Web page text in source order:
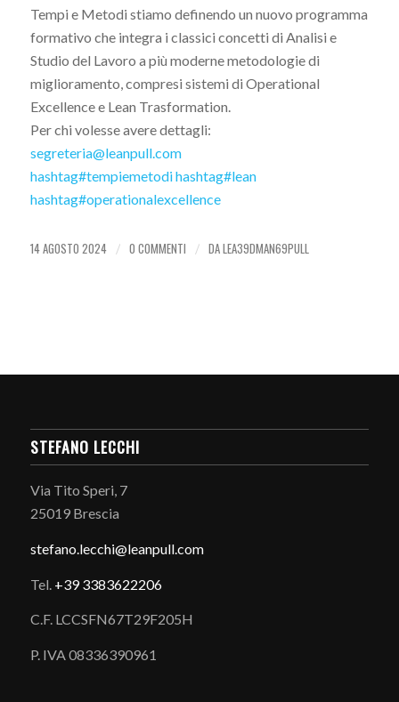
Tempi e Metodi stiamo definendo un nuovo programma
formativo che integra i classici concetti di Analisi e
Studio del Lavoro a più moderne metodologie di
miglioramento, compresi sistemi di Operational
Excellence e Lean Trasformation.
Per chi volesse avere dettagli:
segreteria@leanpull.com
hashtag#tempiemetodihashtag#lean
hashtag#operationalexcellence
14 AGOSTO 2024 / 0 COMMENTI / DALEA39DMAN69PULL
STEFANO LECCHI
Via Tito Speri, 7
25019 Brescia
stefano.lecchi@leanpull.com
Tel. +39 3383622206
C.F. LCCSFN67T29F205H
P. IVA 08336390961